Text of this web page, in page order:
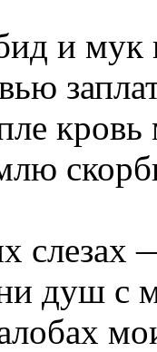
и мук
кровь
слезах
душ с